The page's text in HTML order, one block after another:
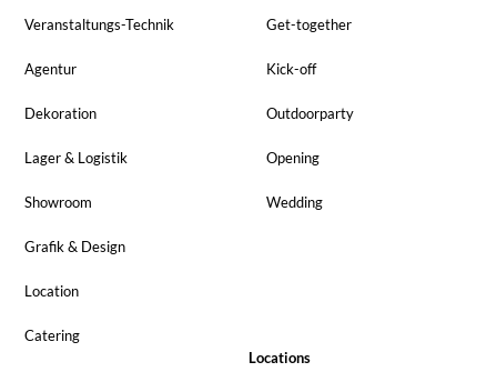
Veranstaltungs-Technik
Agentur
Dekoration
Lager & Logistik
Showroom
Grafik & Design
Location
Catering
Get-together
Kick-off
Outdoorparty
Opening
Wedding
Locations